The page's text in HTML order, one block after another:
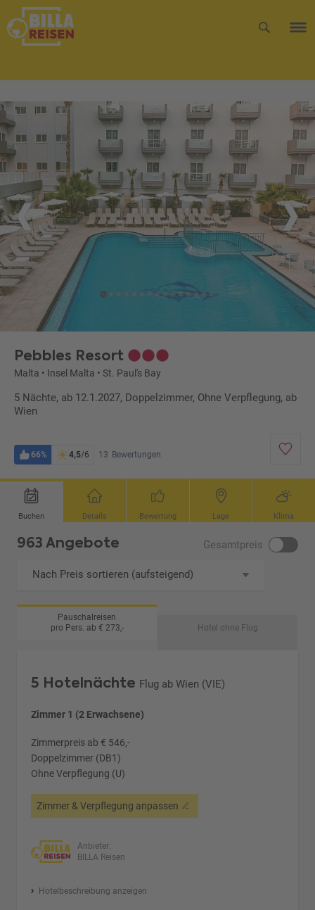
Pebbles Resort
Malta • Insel Malta • St. Paul's Bay
5 Nächte, ab 12.1.2027, Doppelzimmer, Ohne Verpflegung, ab
Wien
66% 4,5/6 13 Bewertungen
Buchen Details Bewertung Lage Klima
963 Angebote Gesamtpreis
Nach Preis sortieren (aufsteigend)
Pauschalreisen
pro Pers. ab € 273,-
Hotel ohne Flug
5 Hotelnächte Flug ab Wien (VIE)
Zimmer 1 (2 Erwachsene)
Zimmerpreis ab € 546,-
Doppelzimmer (DB1)
Ohne Verpflegung (U)
Zimmer & Verpflegung anpassen
Anbieter:
BILLA Reisen
Hotelbeschreibung anzeigen